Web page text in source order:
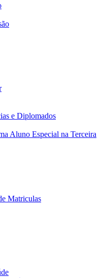
e Diplomados
Aluno Especial na Terceira
Matriculas